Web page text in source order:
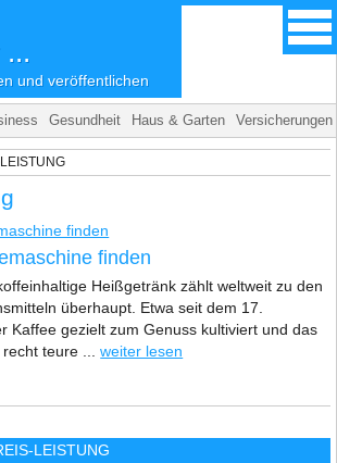
...
und veröffentlichen
Gesundheit Haus & Garten Versicherungen
finden
Heißgetränk zählt weltweit zu den
überhaupt. Etwa seit dem 17.
Kaffee gezielt zum Genuss kultiviert und das
recht teure ...weiter lesen
LEISTUNG